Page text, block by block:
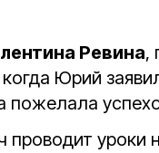
Ревина,
Юрий
пожелала
уроки